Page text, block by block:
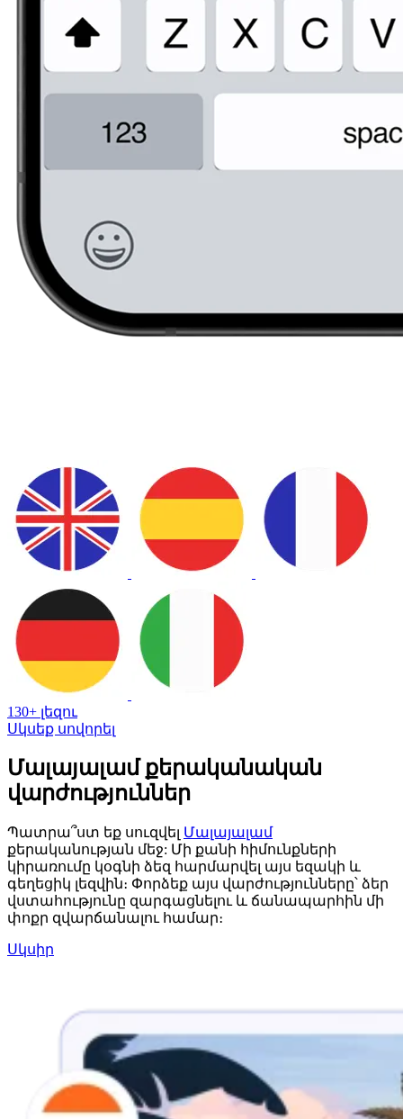
130+ լեզու
Սկսեք սովորել
Մալայալամ քերականական
վարժություններ
Պատրա՞ստ եք սուզվել Մալայալամ
քերականության մեջ: Մի քանի հիմունքների
կիրառումը կօգնի ձեզ հարմարվել այս եզակի և
գեղեցիկ լեզվին։ Փորձեք այս վարժությունները՝ ձեր
վստահությունը զարգացնելու և ճանապարհին մի
փոքր զվարճանալու համար։
Սկսիր